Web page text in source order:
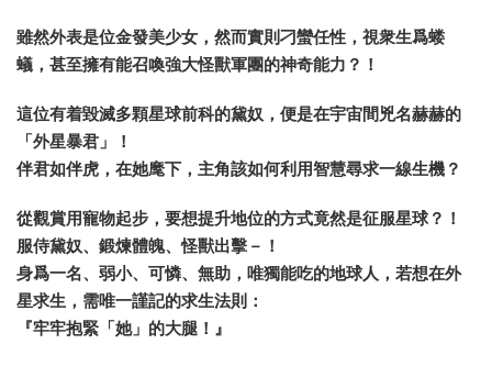
雖然外表是位金發美少女，然而實則刁蠻任性，視衆生爲蝼
蟻，甚至擁有能召喚強大怪獸軍團的神奇能力？！
這位有着毀滅多顆星球前科的黛奴，便是在宇宙間兇名赫赫的
「外星暴君」！
伴君如伴虎，在她麾下，主角該如何利用智慧尋求一線生機？
從觀賞用寵物起步，要想提升地位的方式竟然是征服星球？！
服侍黛奴、鍛煉體魄、怪獸出擊－！
身爲一名、弱小、可憐、無助，唯獨能吃的地球人，若想在外
星求生，需唯一謹記的求生法則：
『牢牢抱緊「她」的大腿！』